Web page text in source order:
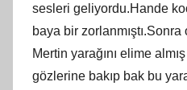
sesleri geliyordu.Hande
baya bir
Mertin yarağını elime
gözlerine bakıp bak bu